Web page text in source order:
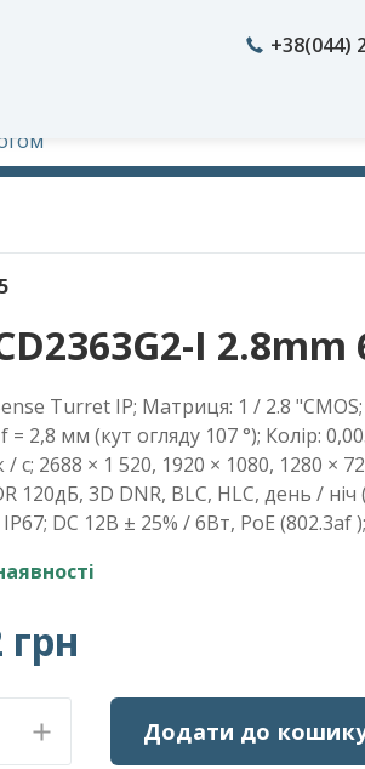
+38(044)
I
Turret IP; Матриця: 1 / 2.8
2,8 мм (кут огляду 107 °); Колір:
/ с; 2688 × 1 520, 1920 × 1080, 1280 ×
120дБ, 3D DNR, BLC, HLC, день /
DC 12В ± 25% / 6Вт, PoE (802.3af
грн
Додати до